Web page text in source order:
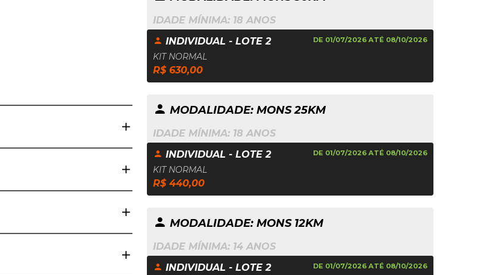
IDADE MÍNIMA: 18 ANOS
INDIVIDUAL - LOTE 2
DE 01/07/2026 ATÉ 08/10/2026
KIT NORMAL
R$ 630,00
MODALIDADE: MONS 25KM
IDADE MÍNIMA: 18 ANOS
INDIVIDUAL - LOTE 2
DE 01/07/2026 ATÉ 08/10/2026
KIT NORMAL
R$ 440,00
MODALIDADE: MONS 12KM
IDADE MÍNIMA: 14 ANOS
INDIVIDUAL - LOTE 2
DE 01/07/2026 ATÉ 08/10/2026